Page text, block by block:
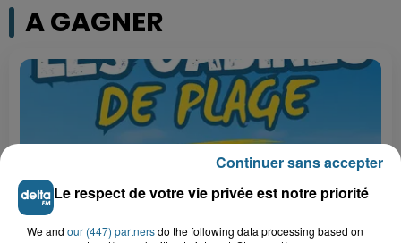
A GAGNER
Le respect de votre vie privée est notre priorité
We and our (447) partnersdo the following data processing based on
Continuer sans accepter